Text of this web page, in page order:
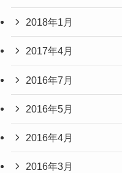
2018年1月
2017年4月
2016年7月
2016年5月
2016年4月
2016年3月